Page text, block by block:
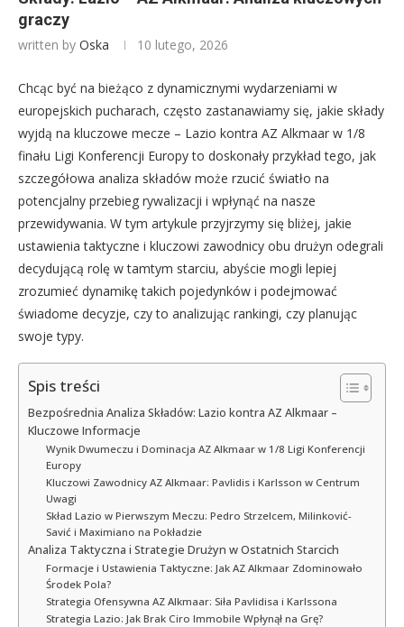
graczy
written by Oska 10 lutego, 2026
Chcąc być na bieżąco z dynamicznymi wydarzeniami w
europejskich pucharach, często zastanawiamy się, jakie składy
wyjdą na kluczowe mecze – Lazio kontra AZ Alkmaar w 1/8
finału Ligi Konferencji Europy to doskonały przykład tego, jak
szczegółowa analiza składów może rzucić światło na
potencjalny przebieg rywalizacji i wpłynąć na nasze
przewidywania. W tym artykule przyjrzymy się bliżej, jakie
ustawienia taktyczne i kluczowi zawodnicy obu drużyn odegrali
decydującą rolę w tamtym starciu, abyście mogli lepiej
zrozumieć dynamikę takich pojedynków i podejmować
świadome decyzje, czy to analizując rankingi, czy planując
swoje typy.
Spis treści
Bezpośrednia Analiza Składów: Lazio kontra AZ Alkmaar –
Kluczowe Informacje
Wynik Dwumeczu i Dominacja AZ Alkmaar w 1/8 Ligi Konferencji
Europy
Kluczowi Zawodnicy AZ Alkmaar: Pavlidis i Karlsson w Centrum
Uwagi
Skład Lazio w Pierwszym Meczu: Pedro Strzelcem, Milinković-
Savić i Maximiano na Pokładzie
Analiza Taktyczna i Strategie Drużyn w Ostatnich Starcich
Formacje i Ustawienia Taktyczne: Jak AZ Alkmaar Zdominowało
Środek Pola?
Strategia Ofensywna AZ Alkmaar: Siła Pavlidisa i Karlssona
Strategia Lazio: Jak Brak Ciro Immobile Wpłynął na Grę?